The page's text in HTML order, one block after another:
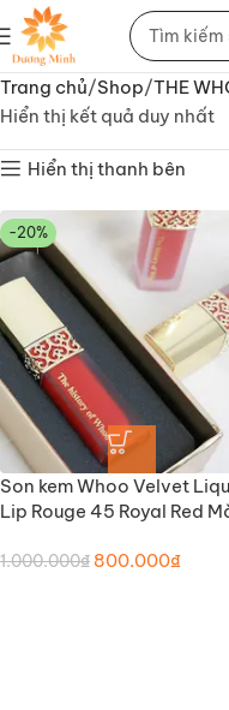
Trang chủ Shop THE
Hiển thị kết quả duy nhất
Hiển thị thanh bên
-20%
Son kem Whoo Velvet
Lip Rouge 45 Royal Red
1.000.000₫ 800.000₫